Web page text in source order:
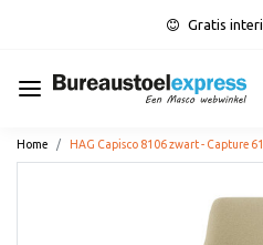
Gratis
Home HAG Capisco 8106 zwart - Capture